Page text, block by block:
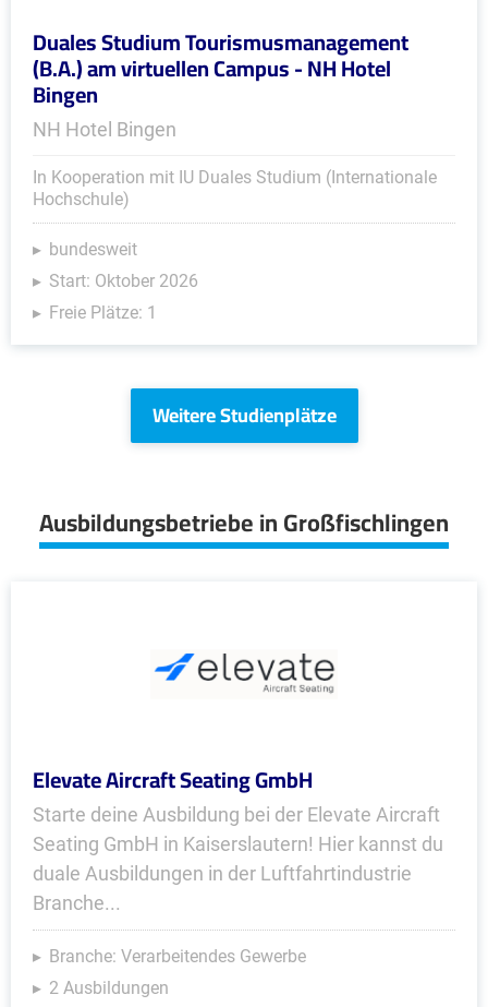
Duales Studium Tourismusmanagement
(B.A.) am virtuellen Campus - NH Hotel
Bingen
NH Hotel Bingen
In Kooperation mit IU Duales Studium (Internationale
Hochschule)
bundesweit
Start: Oktober 2026
Freie Plätze: 1
Weitere Studienplätze
Ausbildungsbetriebe in Großfischlingen
Elevate Aircraft Seating GmbH
Starte deine Ausbildung bei der Elevate Aircraft
Seating GmbH in Kaiserslautern! Hier kannst du
duale Ausbildungen in der Luftfahrtindustrie
Branche...
Branche: Verarbeitendes Gewerbe
2 Ausbildungen